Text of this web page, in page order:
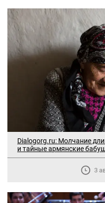
Dialogorg.ru: Молчание
и тайные армянские
3